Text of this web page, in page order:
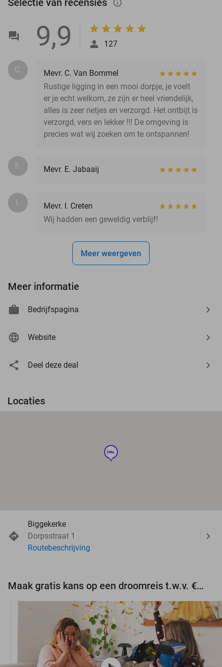
info_outlined
9,9 127
C.
Mevr. C. Van Bommel
Rustige ligging in een mooi dorpje, je voelt
er je echt welkom, ze zijn er heel vriendelijk,
alles is zeer netjes en verzorgd. Het ontbijt is
verzorgd, vers en lekker !!! De omgeving is
precies wat wij zoeken om te ontspannen!
E. Mevr. E. Jabaaij
I.
Mevr. I. Creten
Wij hadden een geweldig verblijf!
Meer weergeven
Meer informatie
Bedrijfspagina
Website
Deel deze deal
Locaties
hotel
Biggekerke
Dorpsstraat 1
Routebeschrijving
Maak gratis kans op een droomreis t.w.v. €3.000!